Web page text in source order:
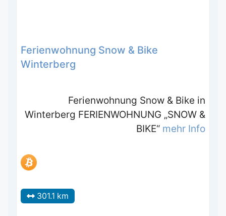
Ferienwohnung Snow & Bike
Winterberg
Ferienwohnung Snow & Bike in
Winterberg FERIENWOHNUNG „SNOW &
BIKE“ mehr Info
301.1 km